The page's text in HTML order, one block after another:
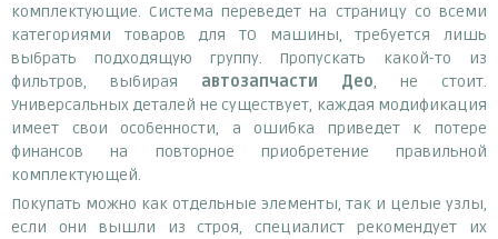
комплектующие. Система переведет на страницу со всеми
категориями товаров для ТО машины, требуется лишь
выбрать подходящую группу. Пропускать какой-то из
фильтров, выбирая автозапчасти Део, не стоит.
Универсальных деталей не существует, каждая модификация
имеет свои особенности, а ошибка приведет к потере
финансов на повторное приобретение правильной
комплектующей.
Покупать можно как отдельные элементы, так и целые узлы,
если они вышли из строя, специалист рекомендует их